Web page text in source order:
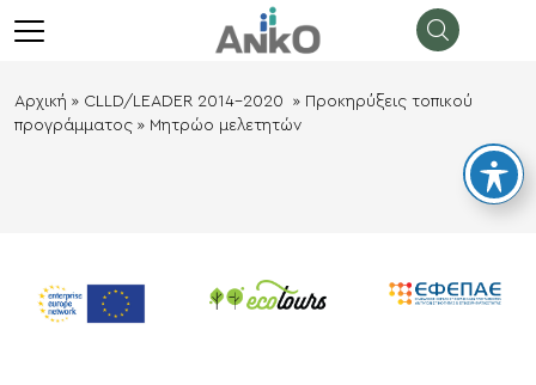
Αρχική » CLLD/LEADER 2014-2020 » Προκηρύξεις τοπικού
προγράμματος » Μητρώο μελετητών